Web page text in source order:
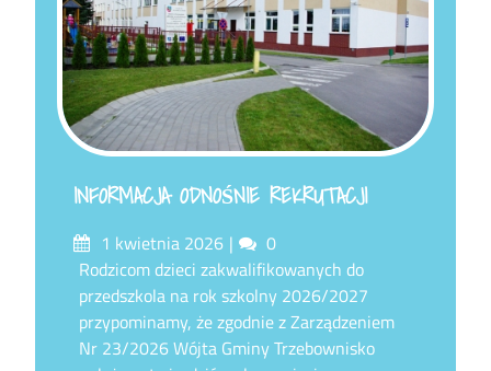
INFORMACJA ODNOŚNIE REKRUTACJI
Posted
on
1 kwietnia 2026 Comments
0
Rodzicom dzieci zakwalifikowanych do
przedszkola na rok szkolny 2026/2027
przypominamy, że zgodnie z Zarządzeniem
Nr 23/2026 Wójta Gminy Trzebownisko